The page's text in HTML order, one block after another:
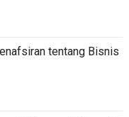
tentang Bisnis